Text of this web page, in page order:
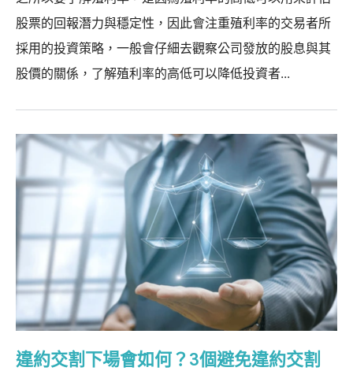
股票的回報潛力與穩定性，因此會注重殖利率的交易者所
採用的投資策略，一般會仔細去觀察公司發放的股息與其
股價的關係，了解殖利率的高低可以降低投資者...
違約交割下場會如何？3個避免違約交割